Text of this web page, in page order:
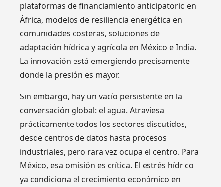
plataformas de financiamiento anticipatorio en
África, modelos de resiliencia energética en
comunidades costeras, soluciones de
adaptación hídrica y agrícola en México e India.
La innovación está emergiendo precisamente
donde la presión es mayor.
Sin embargo, hay un vacío persistente en la
conversación global: el agua. Atraviesa
prácticamente todos los sectores discutidos,
desde centros de datos hasta procesos
industriales, pero rara vez ocupa el centro. Para
México, esa omisión es crítica. El estrés hídrico
ya condiciona el crecimiento económico en